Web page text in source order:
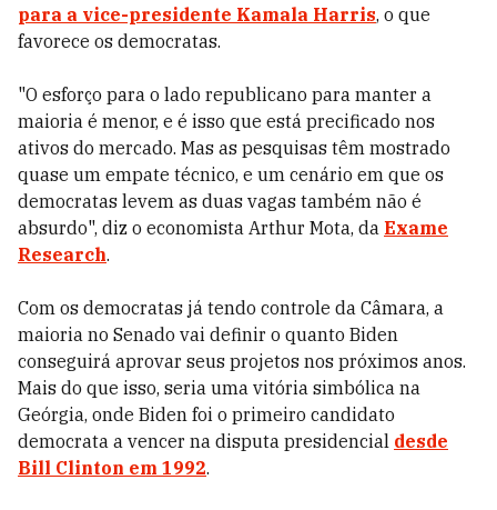
para a vice-presidente Kamala Harris, o que
favorece os democratas.
"O esforço para o lado republicano para manter a
maioria é menor, e é isso que está precificado nos
ativos do mercado. Mas as pesquisas têm mostrado
quase um empate técnico, e um cenário em que os
democratas levem as duas vagas também não é
absurdo", diz o economista Arthur Mota, da Exame
Research.
Com os democratas já tendo controle da Câmara, a
maioria no Senado vai definir o quanto Biden
conseguirá aprovar seus projetos nos próximos anos.
Mais do que isso, seria uma vitória simbólica na
Geórgia, onde Biden foi o primeiro candidato
democrata a vencer na disputa presidencial desde
Bill Clinton em 1992.